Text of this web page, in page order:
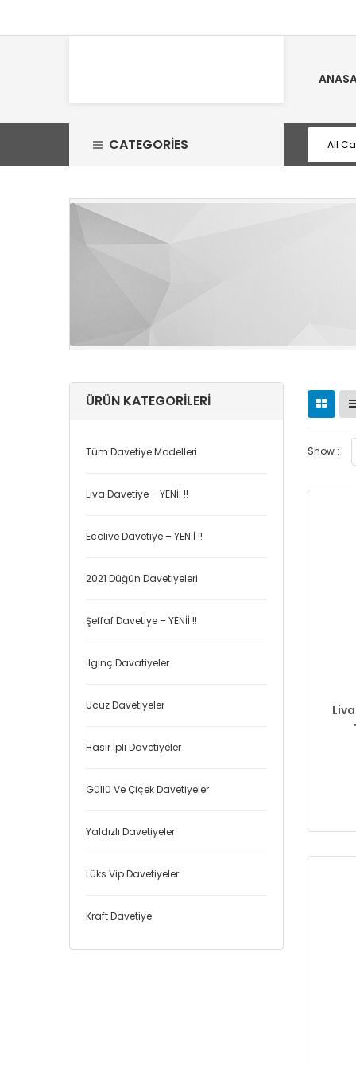
CATEGORIES
ÜRÜN KATEGORILERI
Tüm Davetiye Modelleri
Liva Davetiye – YENİİ !!
Ecolive Davetiye – YENİİ !!
2021 Düğün Davetiyeleri
Şeffaf Davetiye – YENİİ !!
İlginç Davatiyeler
Ucuz Davetiyeler
Hasır İpli Davetiyeler
Güllü Ve Çiçek Davetiyeler
Yaldızlı Davetiyeler
Lüks Vip Davetiyeler
Kraft Davetiye
Show :